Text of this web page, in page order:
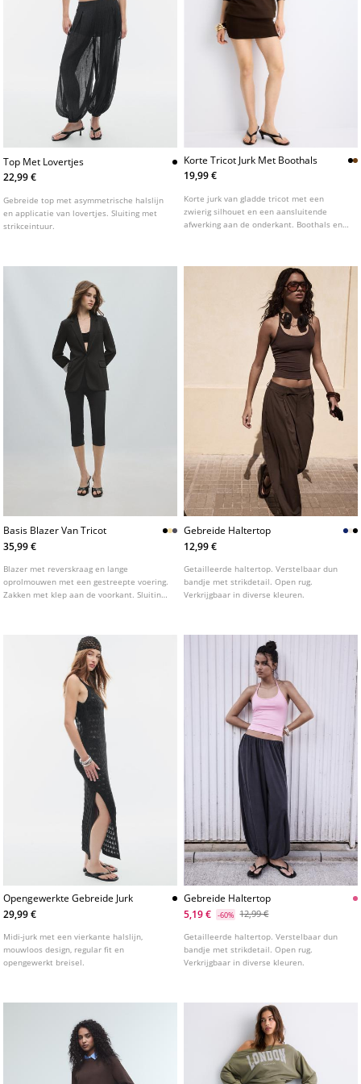
Top Met Lovertjes
22,99 €
Gebreide top met asymmetrische halslijn
en applicatie van lovertjes. Sluiting met
strikceintuur.
Korte Tricot Jurk Met Boothals
19,99 €
Korte jurk van gladde tricot met een
zwierig silhouet en een aansluitende
afwerking aan de onderkant. Boothals en
Basis Blazer Van Tricot
35,99 €
Blazer met reverskraag en lange
oprolmouwen met een gestreepte voering.
Zakken met klep aan de voorkant. Sluiting
Gebreide Haltertop
12,99 €
Getailleerde haltertop. Verstelbaar dun
bandje met strikdetail. Open rug.
Verkrijgbaar in diverse kleuren.
Opengewerkte Gebreide Jurk
29,99 €
Midi-jurk met een vierkante halslijn,
mouwloos design, regular fit en
opengewerkt breisel.
Gebreide Haltertop
5,19 €
-60% 12,99 €
Getailleerde haltertop. Verstelbaar dun
bandje met strikdetail. Open rug.
Verkrijgbaar in diverse kleuren.